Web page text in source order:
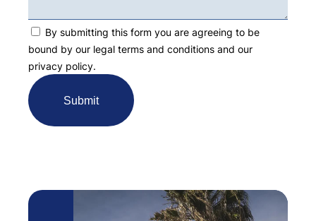
By submitting this form you are agreeing to be
bound by our legal terms and conditions and our
privacy policy.